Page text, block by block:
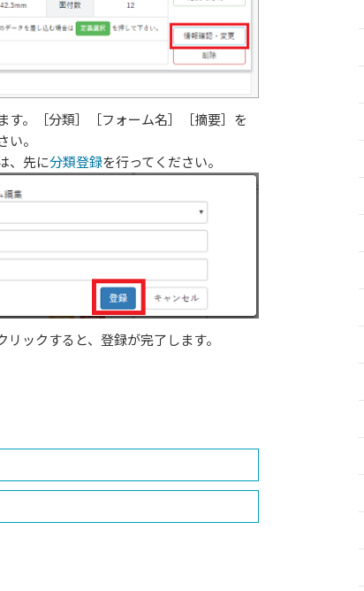
す。［分類］［フォーム名］［摘要］を
。
、先に分類登録を行ってください。
ックすると、登録が完了します。